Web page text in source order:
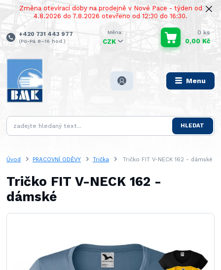
Změna otevírací doby na prodejně v Nové Pace - týden od
4.8.2026 do 7.8.2026 otevřeno od 12:30 do 16:30.
Menu
CZK
HLEDAT
+420 731 443 977
(Po-Pá 8–16 hod.)
0 ks
0,00 Kč
Úvod PRACOVNÍ ODĚVY Trička Tričko FIT V-NECK 162 - dámské
Tričko FIT V-NECK 162 -
dámské